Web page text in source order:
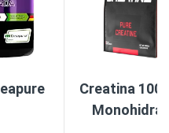
Creatina